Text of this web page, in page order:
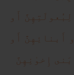
أَو
أَبنائِهِنَّ أَو
إِخو‌ٰنِهِنَّ